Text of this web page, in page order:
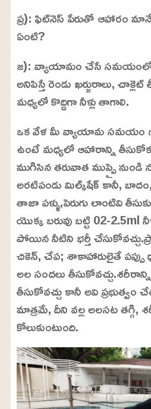
ప్ర): ఫిట్‌నెస్ పేరుతో ఆహారం
ఏంటి?
జ): వ్యాయామం చేసే సమయంలో
అనిపిస్తే రెండు ఖర్జురాలు,
మధ్యలో కొద్దిగా నీళ్లు తాగాలి.
ఒక వేళ మీ వ్యాయామ సమయం
ఉంటే మధ్యలో ఆహారాన్ని
ముగిసిన తరువాత ముప్పై
అరటిపండు మిల్క్‌షేక్‌ కానీ,
తాజా పళ్ళు,పెరుగు లాంటివి
యొక్క బరువు బట్టి 02-
పోయిన నీటిని భర్తీ
చికెన్‌, చేప; శాకాహారులైతే పప్పు
అల సందలు
తీసుకోవచ్చు కానీ అవి ప్రభుత్వం
మాత్రమే, దీని వల్ల అలసట తగ్గి,
కోలుకుంటుంది.